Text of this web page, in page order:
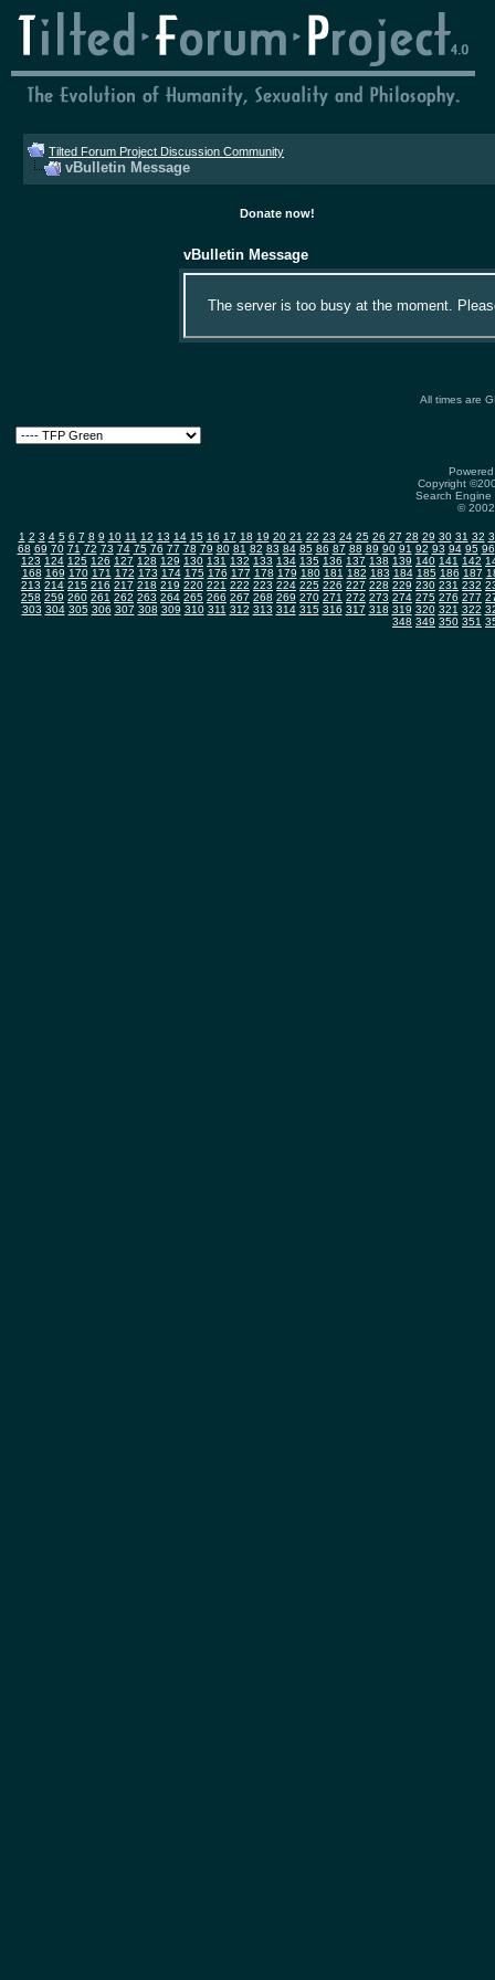
Tilted Forum Project Discussion Community
vBulletin Message
Donate now!
vBulletin Message
The server is too busy at the moment.
All times are
Copyright
Search
©
1 2 3 4 5 6 7 8 9 10 11 12 13 14 15 16 17 18 19 20 21 22 23 24 25 26 27 28 29 30 31 32
68 69 70 71 72 73 74 75 76 77 78 79 80 81 82 83 84 85 86 87 88 89 90 91 92 93 94 95 96
123 124 125 126 127 128 129 130 131 132 133 134 135 136 137 138 139 140 141 142
168 169 170 171 172 173 174 175 176 177 178 179 180 181 182 183 184 185 186 187
213 214 215 216 217 218 219 220 221 222 223 224 225 226 227 228 229 230 231 232
258 259 260 261 262 263 264 265 266 267 268 269 270 271 272 273 274 275 276 277
303 304 305 306 307 308 309 310 311 312 313 314 315 316 317 318 319 320 321 322
348 349 350 351